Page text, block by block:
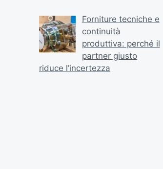
Forniture tecniche e
continuità
produttiva: perché il
partner giusto
riduce l’incertezza